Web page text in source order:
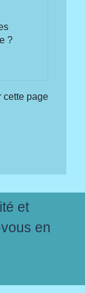
?
cette page
et
en